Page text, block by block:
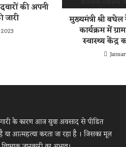
की अपनी
मुख्यमंत्री श्री
कार्यक्रम में
स्वास्थ्य केंद्र
के कारण आज युवा अवसाद से पीडित
या आत्महत्या करता जा रहा है । जिसका मूल